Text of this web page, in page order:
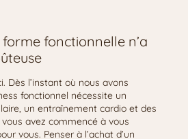
fonctionnelle n’a
Dès l’instant où nous avons
fonctionnel nécessite un
un entraînement cardio et des
vous avez commencé à vous
vous. Penser à l’achat d’un